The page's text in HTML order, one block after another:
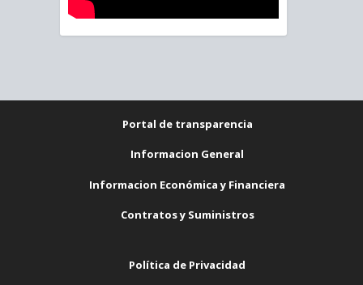
Portal de transparencia
Informacion General
Informacion Económica y Financiera
Contratos y Suministros
Política de Privacidad